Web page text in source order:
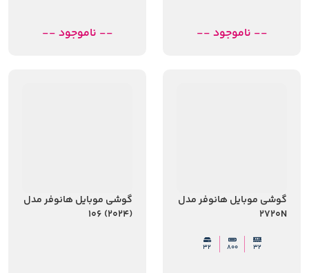
-- ناموجود -- -- ناموجود --
گوشی موبایل هانوفر مدل
2720N
32
800
32
گوشی موبایل هانوفر مدل
(2024) 106